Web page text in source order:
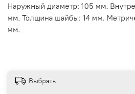
Наружный диаметр: 105 мм.
мм. Толщина шайбы: 14 мм.
мм.
Выбрать